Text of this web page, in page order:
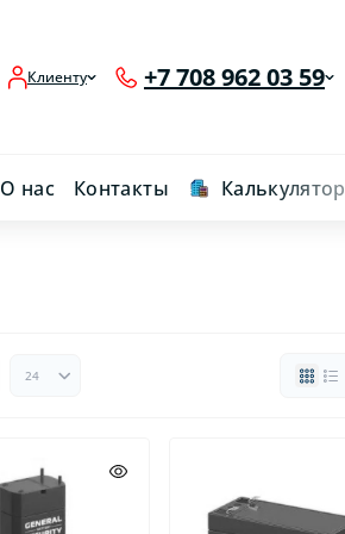
Клиенту +7 708 962 03 59
О нас Контакты Калькулятор